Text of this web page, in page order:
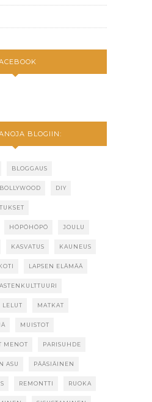
BLOGIIN:
BLOGGAUS
BOLLYWOOD DIY
HÖPÖHÖPÖ JOULU
KASVATUS KAUNEUS
LAPSEN ELÄMÄÄ
LELUT MATKAT
MUISTOT
MENOT PARISUHDE
ASU PÄÄSIÄINEN
REMONTTI RUOKA